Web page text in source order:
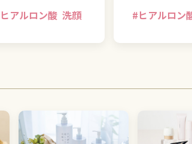
ヒアルロン酸 洗顔 #ヒアルロン